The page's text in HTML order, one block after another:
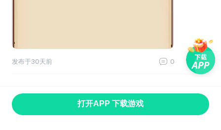
发布于30天前 0 0
打开APP 下载游戏